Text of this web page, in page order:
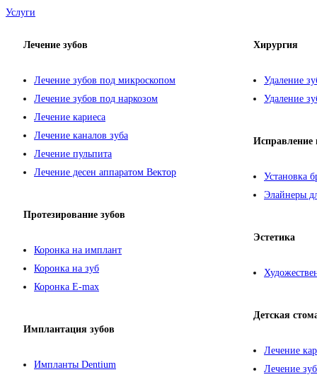
Услуги
Лечение зубов
Лечение зубов под микроскопом
Лечение зубов под наркозом
Лечение кариеса
Лечение каналов зуба
Лечение пульпита
Лечение десен аппаратом Вектор
Протезирование зубов
Коронка на имплант
Коронка на зуб
Коронка E-max
Имплантация зубов
Импланты Dentium
Хирургия
Удаление
Удаление
Исправление
Установка
Элайнеры
Эстетика
Детская
Лечение
Лечение